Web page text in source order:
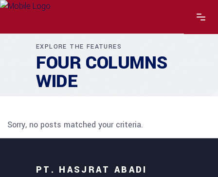
EXPLORE THE FEATURES
FOUR COLUMNS
WIDE
Sorry, no posts matched your criteria.
PT. HASJRAT ABADI